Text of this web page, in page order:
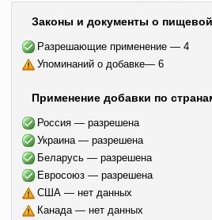
Законы и документы о
Разрешающие применение — 4
Упоминаний о добавке— 6
Применение добавки по
Россия — разрешена
Украина — разрешена
Беларусь — разрешена
Евросоюз — разрешена
США — нет данных
Канада — нет данных